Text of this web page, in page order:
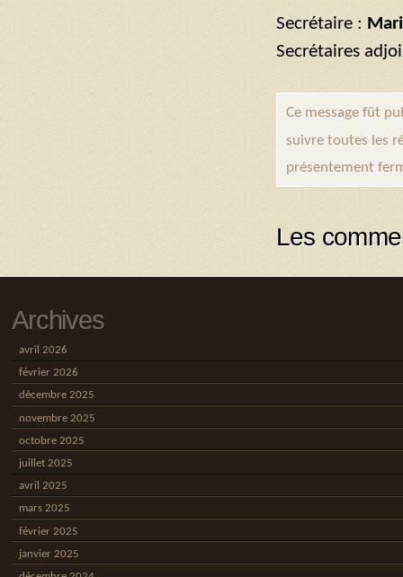
Secrétaire :
Secrétaires
Ce message fût
suivre toutes les
présentement
Les
Archives
avril 2026
février 2026
décembre 2025
novembre 2025
octobre 2025
juillet 2025
avril 2025
mars 2025
février 2025
janvier 2025